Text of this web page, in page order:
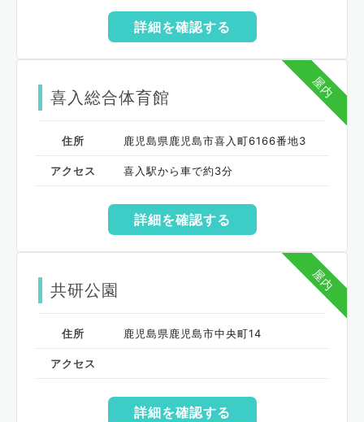
詳細を確認する
屋内
喜入総合体育館
住所 鹿児島県鹿児島市喜入町6166番地3
アクセス 喜入駅から車で約3分
詳細を確認する
屋内
共研公園
住所 鹿児島県鹿児島市中央町14
アクセス
詳細を確認する